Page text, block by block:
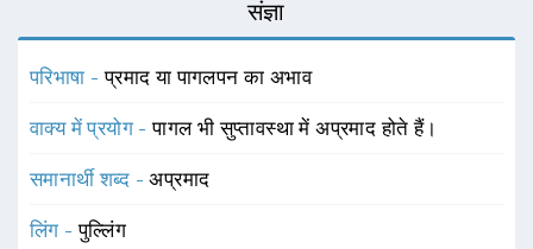
संज्ञा
परिभाषा -प्रमाद या पागलपन का अभाव
वाक्य में प्रयोग -पागल भी सुप्तावस्था में अप्रमाद होते हैं।
समानार्थी शब्द -अप्रमाद
लिंग -पुल्लिंग